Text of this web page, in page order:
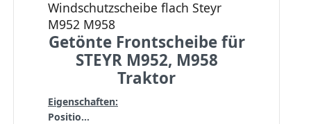
Windschutzscheibe flach Steyr
M952 M958
Getönte Frontscheibe für
STEYR M952, M958
Traktor
Eigenschaften:
Positio...